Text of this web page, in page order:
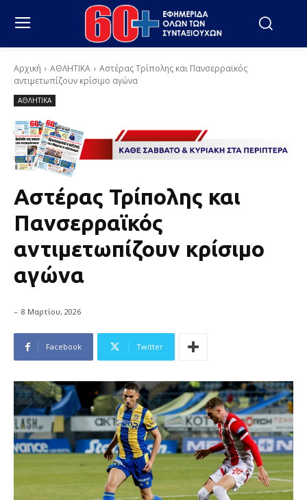
Αρχική ΑΘΛΗΤΙΚΑ
Αστέρας Τρίπολης και Πανσερραϊκός
αντιμετωπίζουν κρίσιμο αγώνα
ΑΘΛΗΤΙΚΑ
Αστέρας Τρίπολης και
Πανσερραϊκός
αντιμετωπίζουν κρίσιμο
αγώνα
- 8 Μαρτίου, 2026
Facebook Twitter